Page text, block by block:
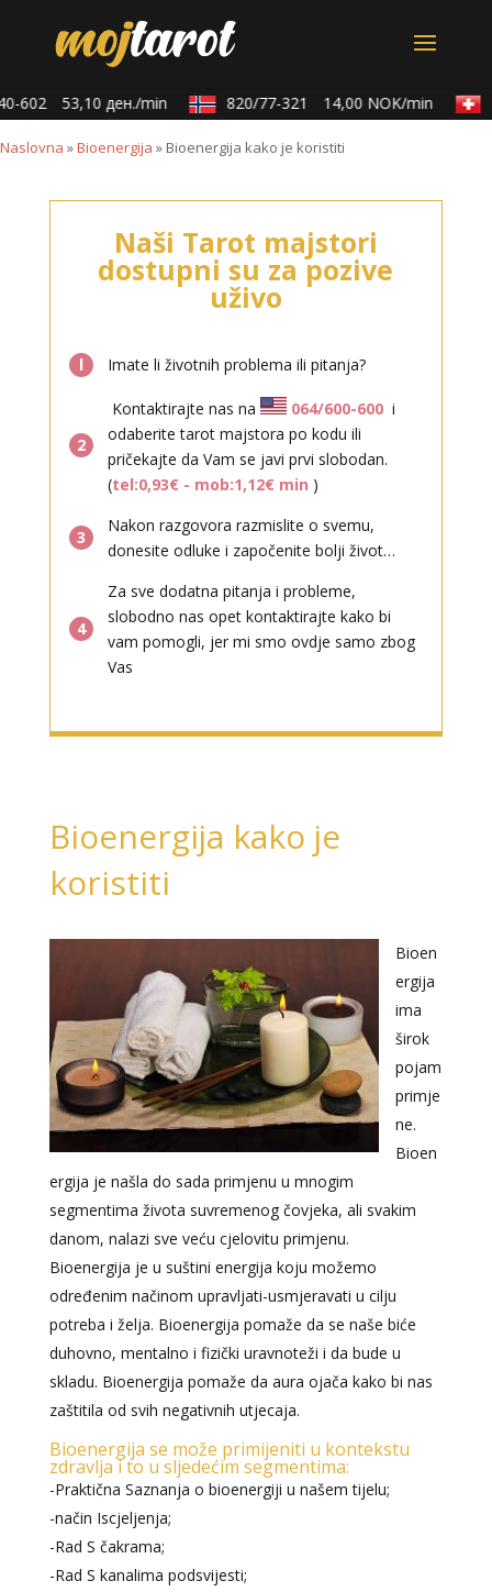
602 53,10 ден./min 820/77-321 14,00 NOK/min
Naslovna »Bioenergija » Bioenergija kako je koristiti
Naši Tarot majstori
dostupni su za pozive
uživo
l Imate li životnih problema ili pitanja?
2
Kontaktirajte nas na 064/600-600 i
odaberite tarot majstora po kodu ili
pričekajte da Vam se javi prvi slobodan.
(tel:0,93€ - mob:1,12€ min )
3
Nakon razgovora razmislite o svemu,
donesite odluke i započenite bolji život…
4
Za sve dodatna pitanja i probleme,
slobodno nas opet kontaktirajte kako bi
vam pomogli, jer mi smo ovdje samo zbog
Vas
Bioenergija kako je
koristiti
Bioen
ergija
ima
širok
pojam
primje
ne.
Bioen
ergija je našla do sada primjenu u mnogim
segmentima života suvremenog čovjeka, ali svakim
danom, nalazi sve veću cjelovitu primjenu.
Bioenergija je u suštini energija koju možemo
određenim načinom upravljati-usmjeravati u cilju
potreba i želja. Bioenergija pomaže da se naše biće
duhovno, mentalno i fizički uravnoteži i da bude u
skladu. Bioenergija pomaže da aura ojača kako bi nas
zaštitila od svih negativnih utjecaja.
Bioenergija se može primijeniti u kontekstu
zdravlja i to u sljedećim segmentima:
-Praktična Saznanja o bioenergiji u našem tijelu;
-način Iscjeljenja;
-Rad S čakrama;
-Rad S kanalima podsvijesti;